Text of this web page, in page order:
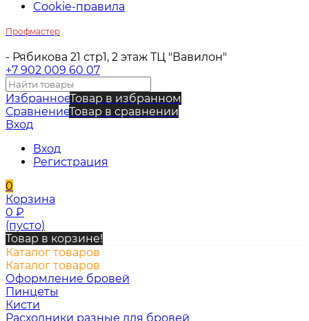
Cookie-правила
Профмастер
- Рябикова 21 стр1, 2 этаж ТЦ "Вавилон"
+7 902 009 60 07
ИзбранноеТовар в избранном
СравнениеТовар в сравнении
Вход
Вход
Регистрация
0
Корзина
0 ₽
(пусто)
Товар в корзине!
Каталог товаров
Каталог товаров
Оформление бровей
Пинцеты
Кисти
Расходники разные для бровей